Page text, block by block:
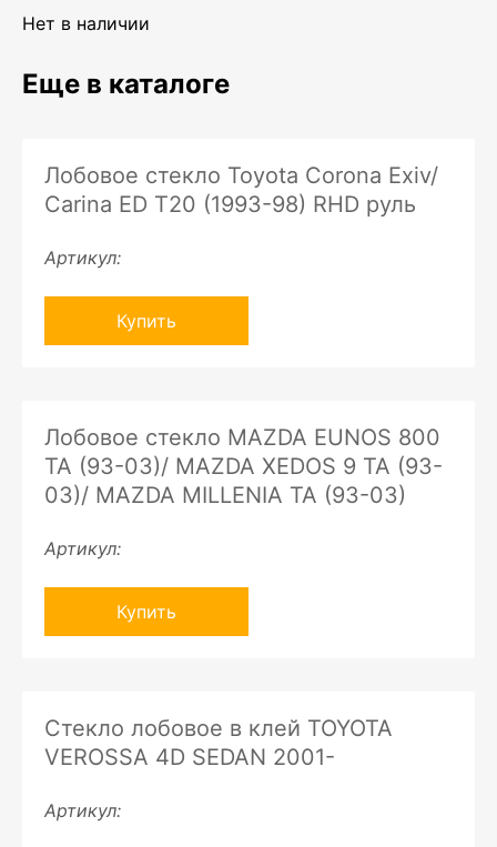
Нет в наличии
Еще в каталоге
Лобовое стекло Toyota Corona Exiv/
Carina ED T20 (1993-98) RHD руль
Артикул:
Купить
Лобовое стекло MAZDA EUNOS 800
TA (93-03)/ MAZDA XEDOS 9 TA (93-
03)/ MAZDA MILLENIA TA (93-03)
Артикул:
Купить
Стекло лобовое в клей TOYOTA
VEROSSA 4D SEDAN 2001-
Артикул: